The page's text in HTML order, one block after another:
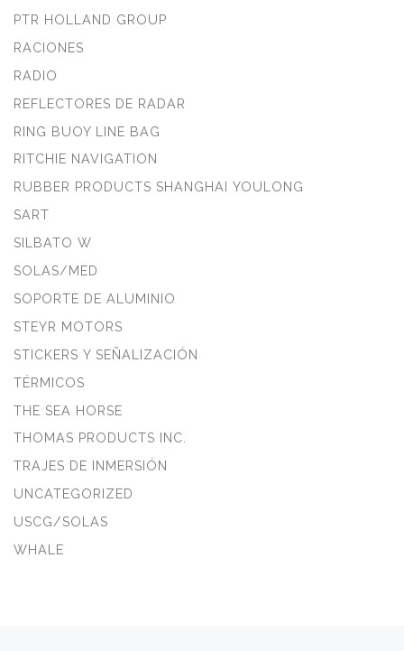
PTR HOLLAND GROUP
RACIONES
RADIO
REFLECTORES DE RADAR
RING BUOY LINE BAG
RITCHIE NAVIGATION
RUBBER PRODUCTS SHANGHAI YOULONG
SART
SILBATO W
SOLAS/MED
SOPORTE DE ALUMINIO
STEYR MOTORS
STICKERS Y SEÑALIZACIÓN
TÉRMICOS
THE SEA HORSE
THOMAS PRODUCTS INC.
TRAJES DE INMERSIÓN
UNCATEGORIZED
USCG/SOLAS
WHALE